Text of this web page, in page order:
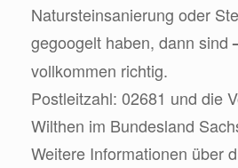
Natursteinsanierung oder
gegoogelt haben, dann sind
vollkommen richtig.
Postleitzahl: 02681 und die
Wilthen im Bundesland
Weitere Informationen über